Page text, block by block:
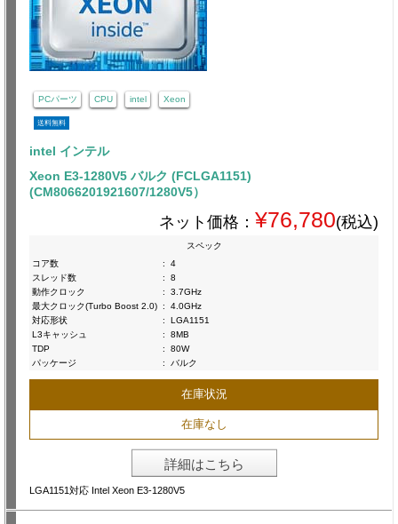
PCパーツ CPU intel Xeon
送料無料
intel インテル
Xeon E3-1280V5 バルク (FCLGA1151)
(CM8066201921607/1280V5）
ネット価格： ¥76,780(税込)
スペック
コア数
:
4
スレッド数
:
8
動作クロック
:
3.7GHz
最大クロック(Turbo Boost 2.0) :
4.0GHz
対応形状
:
LGA1151
L3キャッシュ
:
8MB
TDP
:
80W
パッケージ
: バルク
在庫状況
在庫なし
詳細はこちら
LGA1151対応 Intel Xeon E3-1280V5